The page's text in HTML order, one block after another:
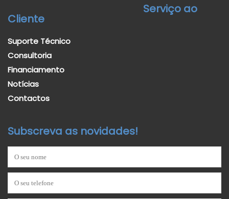
Serviço ao
Cliente
Suporte Técnico
Consultoria
Financiamento
Notícias
Contactos
Subscreva as novidades!